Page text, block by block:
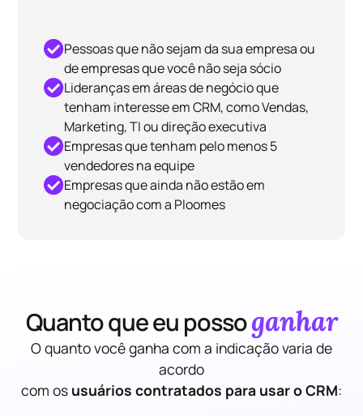
Pessoas que não sejam da sua empresa ou
de empresas que você não seja sócio
Lideranças em áreas de negócio que
tenham interesse em CRM, como Vendas,
Marketing, TI ou direção executiva
Empresas que tenham pelo menos 5
vendedores na equipe
Empresas que ainda não estão em
negociação com a Ploomes
Quanto que eu possoganhar
O quanto você ganha com a indicação varia de
acordo
com os usuários contratados para usar o CRM: